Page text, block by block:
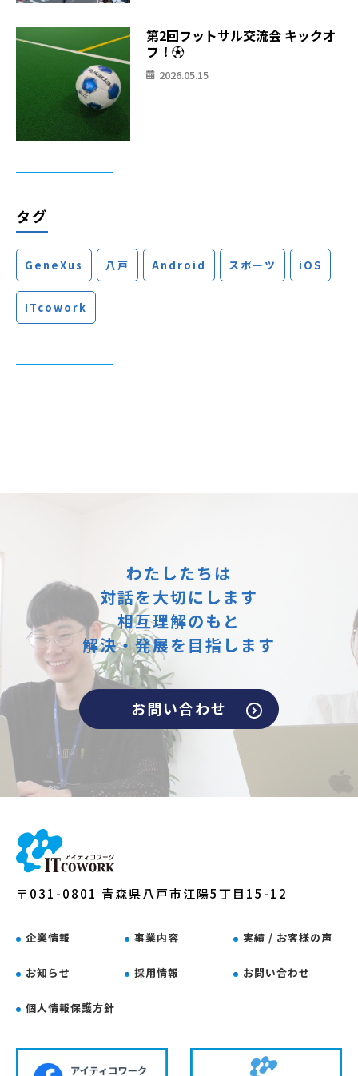
第2回フットサル交流会 キックオ
フ！⚽
2026.05.15
タグ
GeneXus 八戸 Android スポーツ iOS
ITcowork
わたしたちは
対話を大切にします
相互理解のもと
解決・発展を目指します
お問い合わせ
〒031-0801 青森県八戸市江陽5丁目15-12
企業情報 事業内容 実績 / お客様の声
お知らせ 採用情報 お問い合わせ
個人情報保護方針